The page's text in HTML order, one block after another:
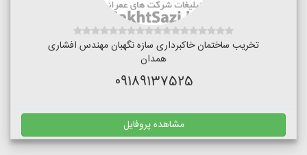
تخریب ساختمان خاکبرداری سازه نگهبان مهندس افشاری
همدان
09189137525
مشاهده پروفایل